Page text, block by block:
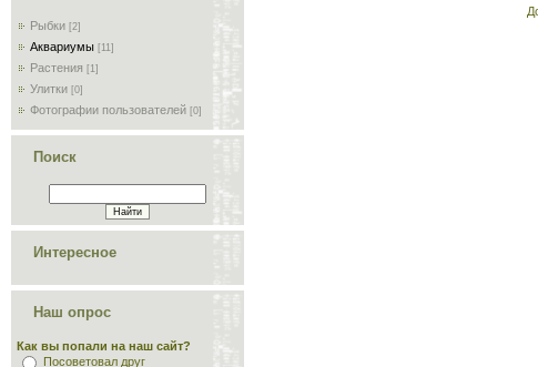
Рыбки [2]
Аквариумы [11]
Растения [1]
Улитки [0]
Фотографии пользователей [0]
Поиск
Интересное
Наш опрос
Как вы попали на наш сайт?
Посоветовал друг